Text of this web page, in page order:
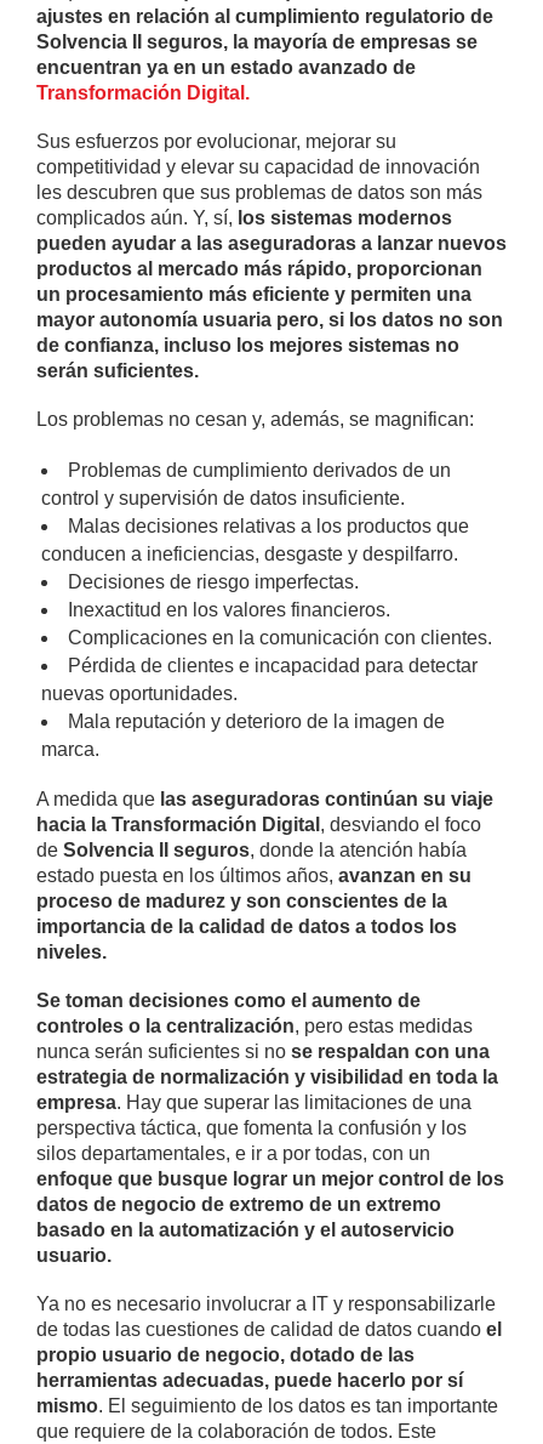
ajustes en relación al cumplimiento regulatorio de
Solvencia II seguros, la mayoría de empresas se
encuentran ya en un estado avanzado de
Transformación Digital.
Sus esfuerzos por evolucionar, mejorar su
competitividad y elevar su capacidad de innovación
les descubren que sus problemas de datos son más
complicados aún. Y, sí, los sistemas modernos
pueden ayudar a las aseguradoras a lanzar nuevos
productos al mercado más rápido, proporcionan
un procesamiento más eficiente y permiten una
mayor autonomía usuaria pero, si los datos no son
de confianza, incluso los mejores sistemas no
serán suficientes.
Los problemas no cesan y, además, se magnifican:
Problemas de cumplimiento derivados de un
control y supervisión de datos insuficiente.
Malas decisiones relativas a los productos que
conducen a ineficiencias, desgaste y despilfarro.
Decisiones de riesgo imperfectas.
Inexactitud en los valores financieros.
Complicaciones en la comunicación con clientes.
Pérdida de clientes e incapacidad para detectar
nuevas oportunidades.
Mala reputación y deterioro de la imagen de
marca.
A medida que las aseguradoras continúan su viaje
hacia la Transformación Digital , desviando el foco
de Solvencia II seguros, donde la atención había
estado puesta en los últimos años, avanzan en su
proceso de madurez y son conscientes de la
importancia de la calidad de datos a todos los
niveles.
Se toman decisiones como el aumento de
controles o la centralización, pero estas medidas
nunca serán suficientes si no se respaldan con una
estrategia de normalización y visibilidad en toda la
empresa. Hay que superar las limitaciones de una
perspectiva táctica, que fomenta la confusión y los
silos departamentales, e ir a por todas, con un
enfoque que busque lograr un mejor control de los
datos de negocio de extremo de un extremo
basado en la automatización y el autoservicio
usuario.
Ya no es necesario involucrar a IT y responsabilizarle
de todas las cuestiones de calidad de datos cuando el
propio usuario de negocio, dotado de las
herramientas adecuadas, puede hacerlo por sí
mismo. El seguimiento de los datos es tan importante
que requiere de la colaboración de todos. Este